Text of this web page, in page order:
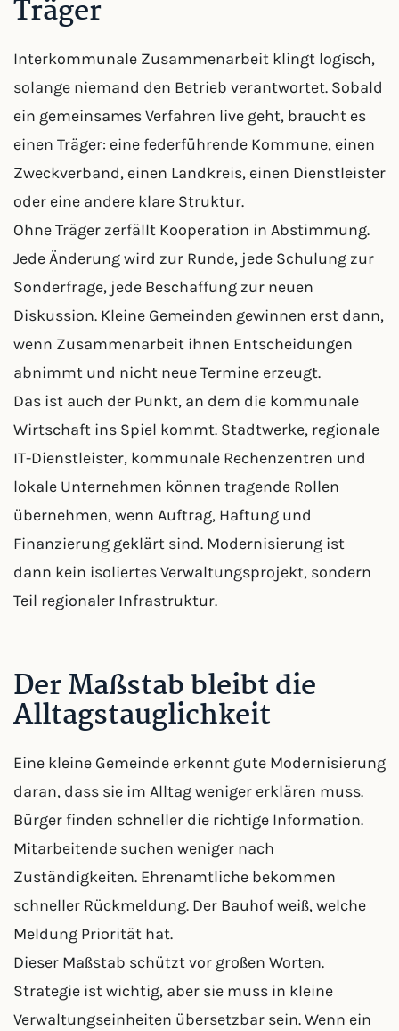
Träger
Interkommunale Zusammenarbeit klingt logisch,
solange niemand den Betrieb verantwortet. Sobald
ein gemeinsames Verfahren live geht, braucht es
einen Träger: eine federführende Kommune, einen
Zweckverband, einen Landkreis, einen Dienstleister
oder eine andere klare Struktur.
Ohne Träger zerfällt Kooperation in Abstimmung.
Jede Änderung wird zur Runde, jede Schulung zur
Sonderfrage, jede Beschaffung zur neuen
Diskussion. Kleine Gemeinden gewinnen erst dann,
wenn Zusammenarbeit ihnen Entscheidungen
abnimmt und nicht neue Termine erzeugt.
Das ist auch der Punkt, an dem die kommunale
Wirtschaft ins Spiel kommt. Stadtwerke, regionale
IT-Dienstleister, kommunale Rechenzentren und
lokale Unternehmen können tragende Rollen
übernehmen, wenn Auftrag, Haftung und
Finanzierung geklärt sind. Modernisierung ist
dann kein isoliertes Verwaltungsprojekt, sondern
Teil regionaler Infrastruktur.
Der Maßstab bleibt die
Alltagstauglichkeit
Eine kleine Gemeinde erkennt gute Modernisierung
daran, dass sie im Alltag weniger erklären muss.
Bürger finden schneller die richtige Information.
Mitarbeitende suchen weniger nach
Zuständigkeiten. Ehrenamtliche bekommen
schneller Rückmeldung. Der Bauhof weiß, welche
Meldung Priorität hat.
Dieser Maßstab schützt vor großen Worten.
Strategie ist wichtig, aber sie muss in kleine
Verwaltungseinheiten übersetzbar sein. Wenn ein